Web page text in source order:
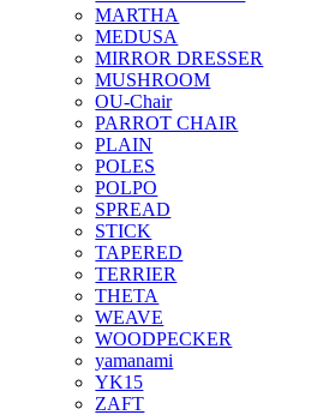
MARTHA
MEDUSA
MIRROR DRESSER
MUSHROOM
OU-Chair
PARROT CHAIR
PLAIN
POLES
POLPO
SPREAD
STICK
TAPERED
TERRIER
THETA
WEAVE
WOODPECKER
yamanami
YK15
ZAFT